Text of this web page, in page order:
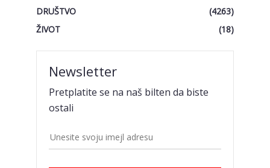
DRUŠTVO
(4263)
ŽIVOT
(18)
Newsletter
Pretplatite se na naš bilten da biste
ostali